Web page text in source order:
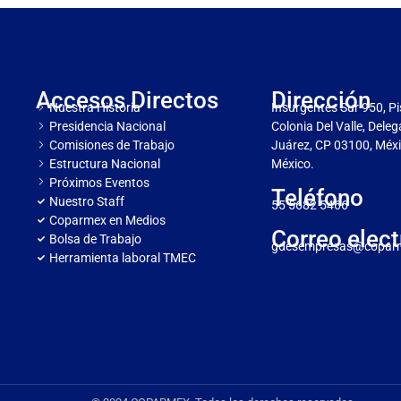
Accesos Directos
Nuestra Historia
Presidencia Nacional
Comisiones de Trabajo
Estructura Nacional
Próximos Eventos
Nuestro Staff
Coparmex en Medios
Bolsa de Trabajo
Herramienta laboral TMEC
Dirección
Insurgentes Sur 950,
Colonia Del Valle,
Juárez, CP 03100,
México.
Teléfono
55 5682 5466
Correo